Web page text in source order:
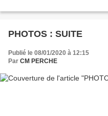
PHOTOS : SUITE
Publié le 08/01/2020 à 12:15
Par CM PERCHE